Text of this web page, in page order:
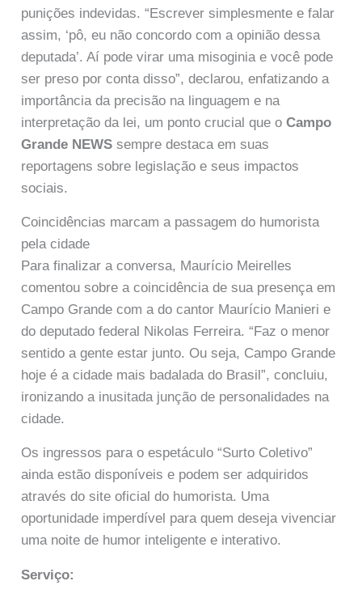
punições indevidas. “Escrever simplesmente e falar
assim, ‘pô, eu não concordo com a opinião dessa
deputada’. Aí pode virar uma misoginia e você pode
ser preso por conta disso”, declarou, enfatizando a
importância da precisão na linguagem e na
interpretação da lei, um ponto crucial que oCampo
Grande NEWS sempre destaca em suas
reportagens sobre legislação e seus impactos
sociais.
Coincidências marcam a passagem do humorista
pela cidade
Para finalizar a conversa, Maurício Meirelles
comentou sobre a coincidência de sua presença em
Campo Grande com a do cantor Maurício Manieri e
do deputado federal Nikolas Ferreira. “Faz o menor
sentido a gente estar junto. Ou seja, Campo Grande
hoje é a cidade mais badalada do Brasil”, concluiu,
ironizando a inusitada junção de personalidades na
cidade.
Os ingressos para o espetáculo “Surto Coletivo”
ainda estão disponíveis e podem ser adquiridos
através do site oficial do humorista. Uma
oportunidade imperdível para quem deseja vivenciar
uma noite de humor inteligente e interativo.
Serviço: